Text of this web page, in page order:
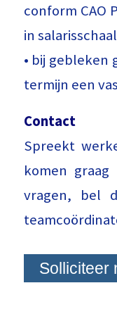
conform CAO
in
• bij gebleken
termijn een
Contact
Spreekt
komen
vragen, bel